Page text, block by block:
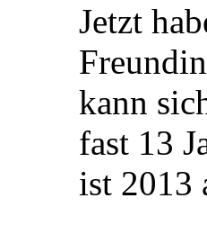
Jetzt
kann
fast 13
ist 2013